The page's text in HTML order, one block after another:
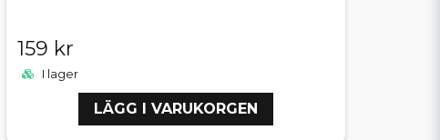
159 kr
I lager
LÄGG I VARUKORGEN